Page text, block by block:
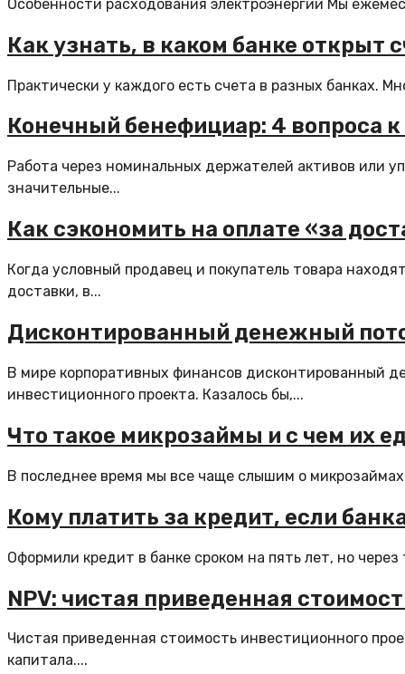
Особенности расходования электроэнергии Мы
Как узнать, в каком банке открыт
Практически у каждого есть счета в разных банках.
Конечный бенефициар: 4 вопроса
Работа через номинальных держателей активов или
значительные...
Как сэкономить на оплате «за
Когда условный продавец и покупатель товара
доставки, в...
Дисконтированный денежный
В мире корпоративных финансов дисконтированный
инвестиционного проекта. Казалось бы,...
Что такое микрозаймы и с чем их
В последнее время мы все чаще слышим о
Кому платить за кредит, если
Оформили кредит в банке сроком на пять лет, но
NPV: чистая приведенная
Чистая приведенная стоимость инвестиционного
капитала....